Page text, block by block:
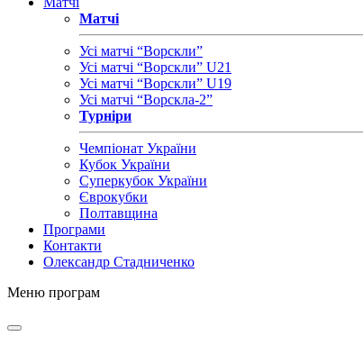
Матчі
Усі матчі “Ворскли”
Усі матчі “Ворскли” U21
Усі матчі “Ворскли” U19
Усі матчі “Ворскла-2”
Турніри
Чемпіонат України
Кубок України
Суперкубок України
Єврокубки
Полтавщина
Програми
Контакти
Олександр Стадниченко
Меню програм